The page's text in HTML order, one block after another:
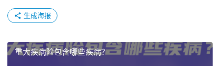
生成海报
重大疾病险包含哪些疾病？